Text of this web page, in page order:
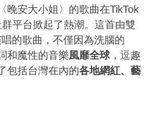
晚安大小姐〉的歌曲在TikTok
平台掀起了熱潮。這首由雙
的歌曲，不僅因為洗腦的
和魔性的音樂風靡全球，逗趣
包括台灣在內的各地網紅、藝